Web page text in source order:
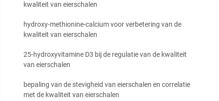
kwaliteit van eierschalen
hydroxy-methionine-calcium voor verbetering van de
kwaliteit van eierschalen
25-hydroxyvitamine D3 bij de regulatie van de kwaliteit
van eierschalen
bepaling van de stevigheid van eierschalen en correlatie
met de kwaliteit van eierschalen